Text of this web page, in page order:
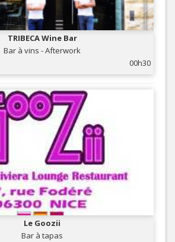
TRIBECA Wine Bar
Bar à vins - Afterwork
00h30
Le Goozii
Bar à tapas